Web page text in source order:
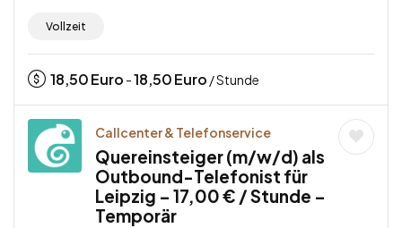
Vollzeit
18,50Euro -18,50Euro / Stunde
Callcenter & Telefonservice
Quereinsteiger (m/w/d) als
Outbound-Telefonist für
Leipzig – 17,00 € / Stunde –
Temporär